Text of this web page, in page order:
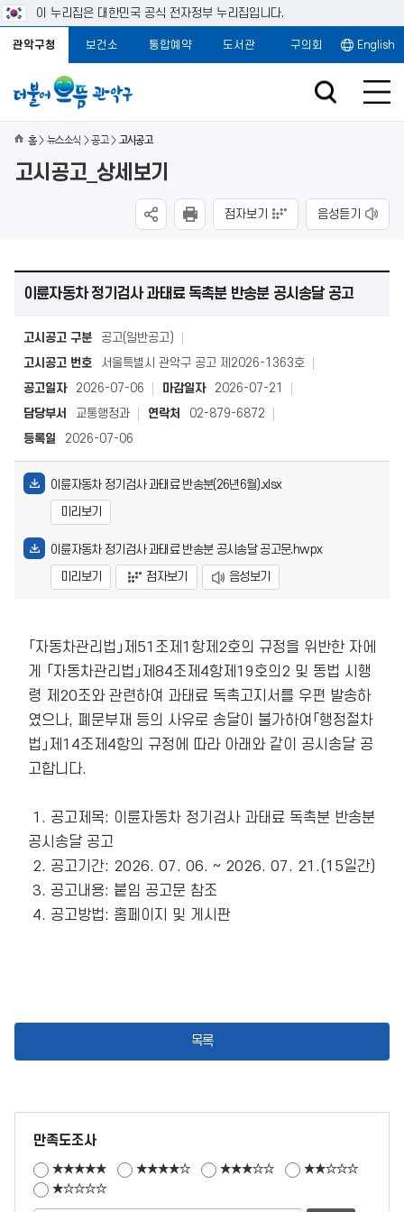
이 누리집은 대한민국 공식 전자정부 누리집입니다.
관악구청 보건소 통합예약 도서관 구의회 English
홈 뉴스소식 공고 고시공고
고시공고_상세보기
점자보기 음성듣기
이륜자동차 정기검사 과태료 독촉분 반송분 공시송달 공고
고시공고 구분
공고(일반공고)
고시공고 번호
서울특별시 관악구 공고 제2026-1363호
공고일자
2026-07-06 마감일자
2026-07-21
담당부서
교통행정과 연락처
02-879-6872
등록일
2026-07-06
이륜자동차 정기검사 과태료 반송분(26년6월).xlsx
미리보기
이륜자동차 정기검사 과태료 반송분 공시송달 공고문.hwpx
미리보기
점자보기 음성보기
「자동차관리법」제51조제1항제2호의 규정을 위반한 자에
게 「자동차관리법」제84조제4항제19호의2 및 동법 시행
령 제20조와 관련하여 과태료 독촉고지서를 우편 발송하
였으나, 폐문부재 등의 사유로 송달이 불가하여「행정절차
법」제14조제4항의 규정에 따라 아래와 같이 공시송달 공
고합니다.
공시송달 공고
목록
만족도조사
★★★★★ ★★★★☆ ★★★☆☆
★★☆☆☆
★☆☆☆☆